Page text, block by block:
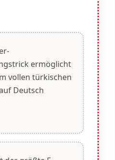
ermöglicht
vollen türkischen
Deutsch